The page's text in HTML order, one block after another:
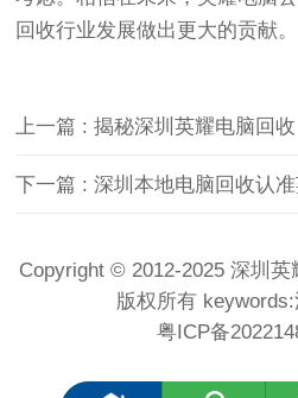
回收行业发展做出更大的贡献。
上一篇 : 揭秘深圳英耀电脑回
下一篇 : 深圳本地电脑回收认
Copyright © 2012-2025 深圳英
版权所有 keywords:
粤ICP备